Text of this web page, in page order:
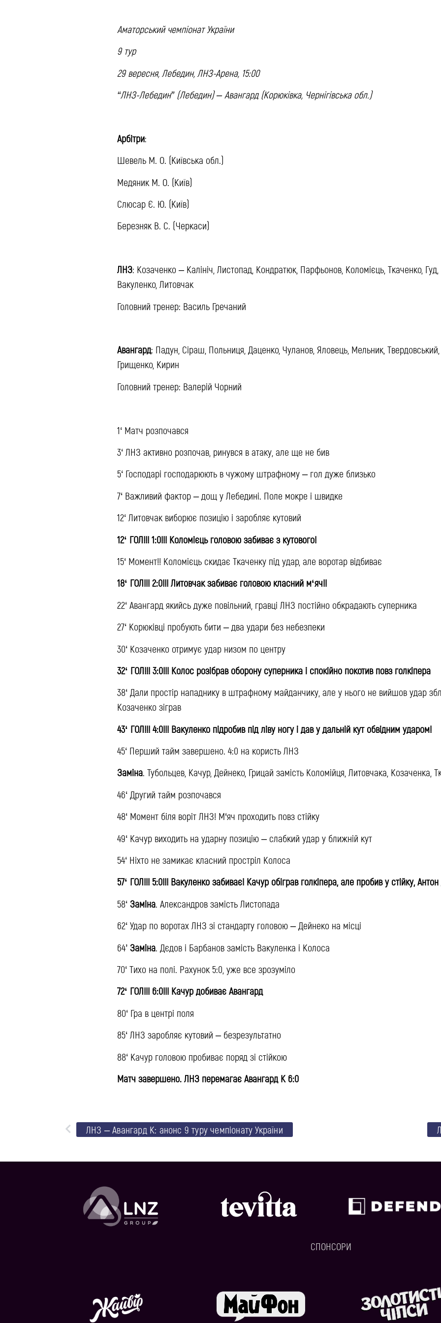
Аматорський чемпіонат України
9 тур
29 вересня, Лебедин, ЛНЗ-Арена, 15:00
“ЛНЗ-Лебедин” (Лебедин) – Авангард (Корюківка, Чернігівська обл.)
Арбітри:
Шевель М. О. (Київська обл.)
Медяник М. О. (Київ)
Слюсар Є. Ю. (Київ)
Березняк В. С. (Черкаси)
ЛНЗ: Козаченко – Калініч, Листопад, Кондратюк, Парфьонов, Коломієць, Ткаченко, Гуд,
Вакуленко, Литовчак
Головний тренер: Василь Гречаний
Авангард: Падун, Сіраш, Польниця, Даценко, Чуланов, Яловець, Мельник, Твердовський,
Грищенко, Кирин
Головний тренер: Валерій Чорний
1‘ Матч розпочався
3‘ ЛНЗ активно розпочав, ринувся в атаку, але ще не бив
5‘ Господарі господарюють в чужому штрафному – гол дуже близько
7‘ Важливий фактор – дощ у Лебедині. Поле мокре і швидке
12‘ Литовчак виборює позицію і заробляє кутовий
12‘ ГОЛ!!! 1:0!!! Коломієць головою забиває з кутового!
15‘ Момент!! Коломієць скидає Ткаченку під удар, але воротар відбиває
18‘ ГОЛ!!! 2:0!!! Литовчак забиває головою класний м‘яч!!
22‘ Авангард якийсь дуже повільний, гравці ЛНЗ постійно обкрадають суперника
27‘ Корюківці пробують бити – два удари без небезпеки
30‘ Козаченко отримує удар низом по центру
32‘ ГОЛ!!! 3:0!!! Колос розібрав оборону суперника і спокійно покотив повз голкіпера
38‘ Дали простір нападнику в штрафному майданчику, але у нього не вийшов удар
Козаченко зіграв
43‘ ГОЛ!!! 4:0!!! Вакуленко підробив під ліву ногу і дав у дальній кут обвідним ударом!
45‘ Перший тайм завершено. 4:0 на користь ЛНЗ
Заміна. Тубольцев, Качур, Дейнеко, Грицай замість Коломійця, Литовчака, Козаченка,
46‘ Другий тайм розпочався
48‘ Момент біля воріт ЛНЗ! М‘яч проходить повз стійку
49‘ Качур виходить на ударну позицію – слабкий удар у ближній кут
54‘ Ніхто не замикає класний простріл Колоса
57‘ ГОЛ!!! 5:0!!! Вакуленко забиває! Качур обіграв голкіпера, але пробив у стійку,
58‘ Заміна. Александров замість Листопада
62‘ Удар по воротах ЛНЗ зі стандарту головою – Дейнеко на місці
64’ Заміна . Дєдов і Барбанов замість Вакуленка і Колоса
70‘ Тихо на полі. Рахунок 5:0, уже все зрозуміло
72‘ ГОЛ!!! 6:0!!! Качур добиває Авангард
80‘ Гра в центрі поля
85‘ ЛНЗ заробляє кутовий – безрезультатно
88‘ Качур головою пробиває поряд зі стійкою
Матч завершено. ЛНЗ перемагає Авангард К 6:0
ЛНЗ – Авангард К: анонс 9 туру чемпіонату України
СПОНСОРИ